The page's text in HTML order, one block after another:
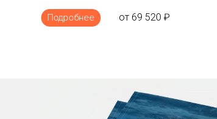
Подробнее от 69 520 ₽